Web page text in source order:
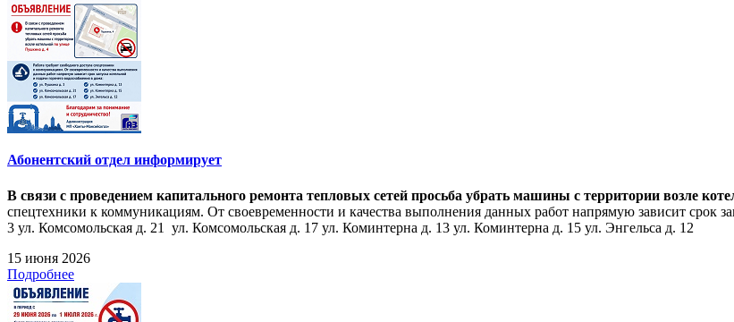
Абонентский отдел информирует
В связи с проведением капитального ремонта тепловых сетей просьба убрать машины с территории возле
спецтехники к коммуникациям. От своевременности и качества выполнения данных работ напрямую зависит срок
3 ул. Комсомольская д. 21 ул. Комсомольская д. 17 ул. Коминтерна д. 13 ул. Коминтерна д. 15 ул. Энгельса д. 12
15 июня 2026
Подробнее